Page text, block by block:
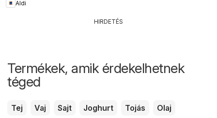
Aldi
HIRDETÉS
Termékek, amik érdekelhetnek
téged
Tej Vaj Sajt Joghurt Tojás
Olaj